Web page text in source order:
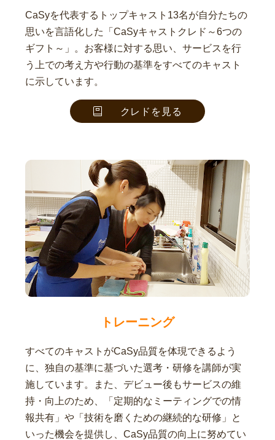
CaSyを代表するトップキャスト13名が自分たちの
思いを言語化した「CaSyキャストクレド～6つの
ギフト～」。お客様に対する思い、サービスを行
う上での考え方や行動の基準をすべてのキャスト
に示しています。
クレドを見る
トレーニング
すべてのキャストがCaSy品質を体現できるよう
に、独自の基準に基づいた選考・研修を講師が実
施しています。また、デビュー後もサービスの維
持・向上のため、「定期的なミーティングでの情
報共有」や「技術を磨くための継続的な研修」と
いった機会を提供し、CaSy品質の向上に努めてい